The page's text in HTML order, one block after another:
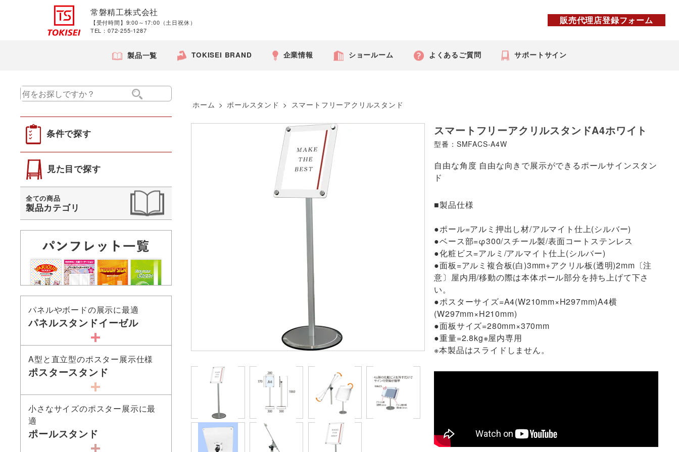
常磐精工株式会社
【受付時間】9:00～17:00（土日祝休）
TEL：072-255-1287
販売代理店登録フォーム
製品一覧 TOKISEI BRAND 企業情報 ショールーム よくあるご質問 サポートサイン
ホーム > ポールスタンド > スマートフリーアクリルスタンド
スマートフリーアクリルスタンドA4ホワイト
型番：SMFACS-A4W
自由な角度 自由な向きで展示ができるポールサインスタン
ド
■製品仕様
●ポール=アルミ押出し材/アルマイト仕上(シルバー)
●ベース部=φ300/スチール製/表面コートステンレス
●化粧ビス=アルミ/アルマイト仕上(シルバー)
●面板=アルミ複合板(白)3mm+アクリル板(透明)2mm〔注
意〕屋内用/移動の際は本体ポール部分を持ち上げて下さ
い。
●ポスターサイズ=A4(W210mm×H297mm)A4横
(W297mm×H210mm)
●面板サイズ=280mm×370mm
●重量=2.8kg※屋内専用
※本製品はスライドしません。
条件で探す
見た目で探す
全ての商品
製品カテゴリ
パネルやボードの展示に最適
パネルスタンドイーゼル
A型と直立型のポスター展示仕様
ポスタースタンド
小さなサイズのポスター展示に最
適
ポールスタンド